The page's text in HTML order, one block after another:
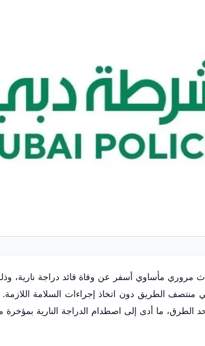
مأساوي أسفر عن وفاة قائد دراجة نارية،
الطريق دون اتخاذ إجراءات السلامة اللازمة.
ما أدى إلى اصطدام الدراجة النارية بمؤخرة